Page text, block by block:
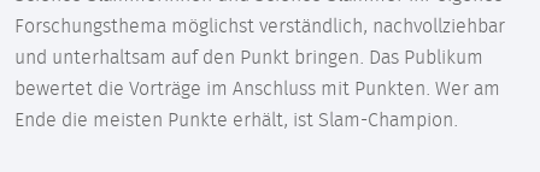
Forschungsthema möglichst verständlich, nachvollziehbar
und unterhaltsam auf den Punkt bringen. Das Publikum
bewertet die Vorträge im Anschluss mit Punkten. Wer am
Ende die meisten Punkte erhält, ist Slam-Champion.